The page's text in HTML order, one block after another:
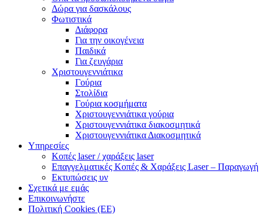
Δώρα για δασκάλους
Φωτιστικά
Διάφορα
Για την οικογένεια
Παιδικά
Για ζευγάρια
Χριστουγεννιάτικα
Γούρια
Στολίδια
Γούρια κοσμήματα
Χριστουγεννιάτικα γούρια
Χριστουγεννιάτικα διακοσμητικά
Χριστουγεννιάτικα Διακοσμητικά
Υπηρεσίες
Κοπές laser / χαράξεις laser
Επαγγελματικές Κοπές & Χαράξεις Laser – Παραγωγή
Εκτυπώσεις υν
Σχετικά με εμάς
Επικοινωνήστε
Πολιτική Cookies (ΕΕ)